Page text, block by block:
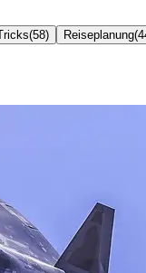
(58) Reiseplanung(